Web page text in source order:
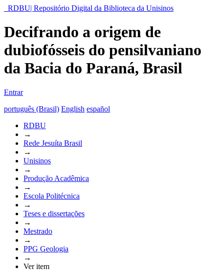
RDBU| Repositório Digital da Biblioteca da Unisinos
Decifrando a origem de
dubiofósseis do pensilvaniano
da Bacia do Paraná, Brasil
Entrar
português (Brasil) English español
RDBU
→
Rede Jesuíta Brasil
→
Unisinos
→
Produção Acadêmica
→
Escola Politécnica
→
Teses e dissertações
→
Mestrado
→
PPG Geologia
→
Ver item